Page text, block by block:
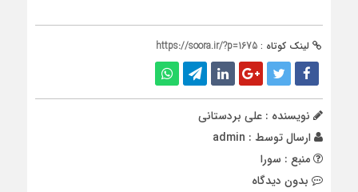
لینک کوتاه : https://soora.ir/?p=1675
نویسنده : علی بردستانی
ارسال توسط : admin
منبع : سورا
بدون دیدگاه